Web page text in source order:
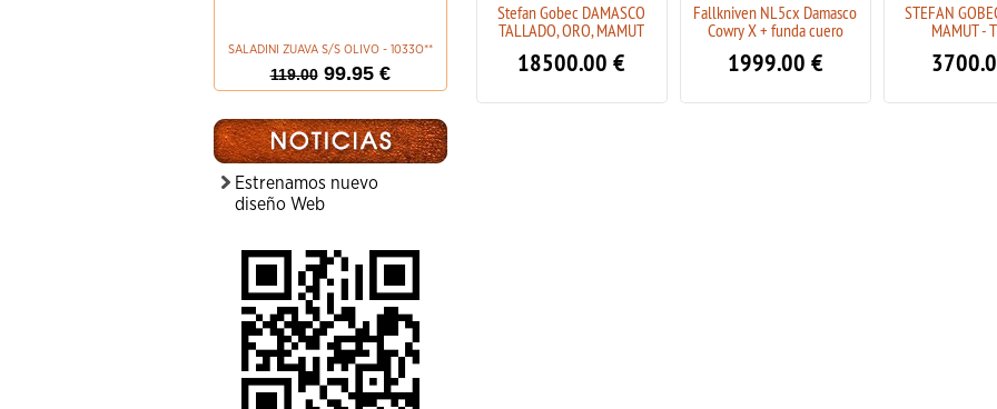
SALADINI ZUAVA S/S OLIVO - 1033O**
119.0099.95 €
MANOS JKR2528 **
6.504.95 €
Estrenamos nuevo
diseño Web
2900.00€
Stefan Gobec DAMASCO
TALLADO, ORO, MAMUT
18500.00 €
Fallkniven NL5cx Damasco
Cowry X + funda cuero
1999.00 €
STEFAN
MAMUT -